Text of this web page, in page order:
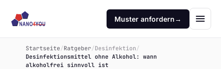
Muster anfordern→
Startseite /Ratgeber /Desinfektion /
Desinfektionsmittel ohne Alkohol: wann
alkoholfrei sinnvoll ist